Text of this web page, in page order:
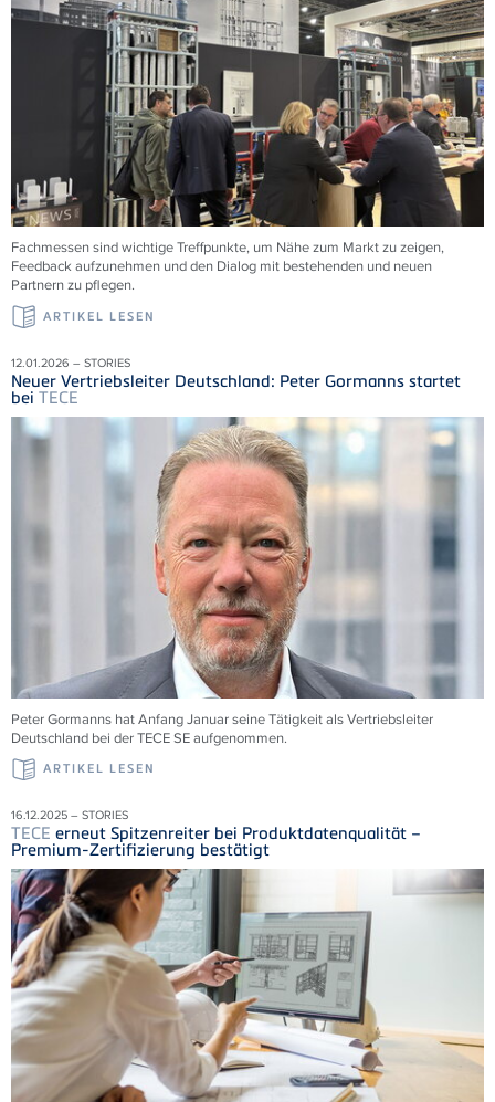
Fachmessen sind wichtige Treffpunkte, um Nähe zum Markt zu zeigen,
Feedback aufzunehmen und den Dialog mit bestehenden und neuen
Partnern zu pflegen.
ARTIKEL LESEN
12.01.2026 – STORIES
Neuer Vertriebsleiter Deutschland: Peter Gormanns startet
bei TECE
Peter Gormanns hat Anfang Januar seine Tätigkeit als Vertriebsleiter
Deutschland bei derTECESE aufgenommen.
ARTIKEL LESEN
16.12.2025 – STORIES
TECE erneut Spitzenreiter bei Produktdatenqualität –
Premium-Zertifizierung bestätigt